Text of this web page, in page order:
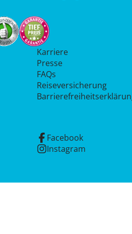
Karriere
Presse
FAQs
Reiseversicherung
Facebook
Instagram